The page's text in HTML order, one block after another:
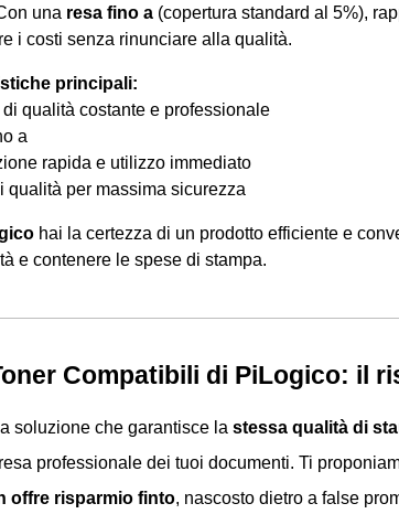
una resa fino a (copertura standard al 5%),
i costi senza rinunciare alla qualità.
principali:
qualità costante e professionale
a
rapida e utilizzo immediato
qualità per massima sicurezza
hai la certezza di un prodotto efficiente e
e contenere le spese di stampa.
Compatibili di PiLogico: il
soluzione che garantisce la stessa qualità di
professionale dei tuoi documenti. Ti
offre risparmio finto, nascosto dietro a false